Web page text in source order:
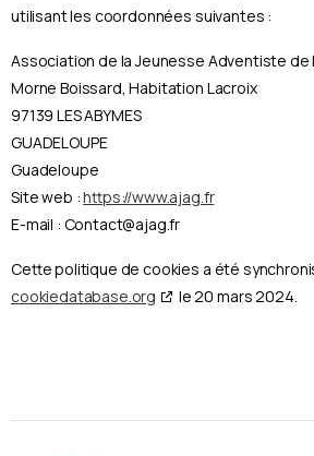
utilisant les coordonnées suivantes :
Association de la Jeunesse Adventiste de
Morne Boissard, Habitation Lacroix
97139 LES ABYMES
GUADELOUPE
Guadeloupe
Site web :https://www.ajag.fr
E-mail : Contact@ajag.fr
Cette politique de cookies a été
cookiedatabase.org
le 20 mars 2024.